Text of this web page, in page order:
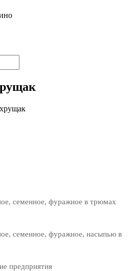
семенное, фуражное в трюмах
семенное, фуражное, насыпью в
предприятия